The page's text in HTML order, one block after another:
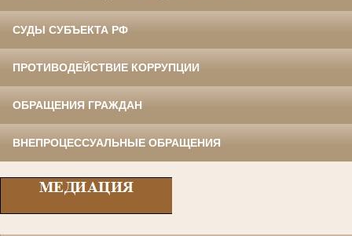
СУДЫ СУБЪЕКТА РФ
ПРОТИВОДЕЙСТВИЕ КОРРУПЦИИ
ОБРАЩЕНИЯ ГРАЖДАН
ВНЕПРОЦЕССУАЛЬНЫЕ ОБРАЩЕНИЯ